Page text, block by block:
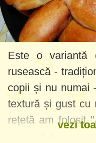
Este o variantă
rusească -
copii și nu numai
textură și gust cu
rețetă am folosit
Dr.Oetker", pe
vezi